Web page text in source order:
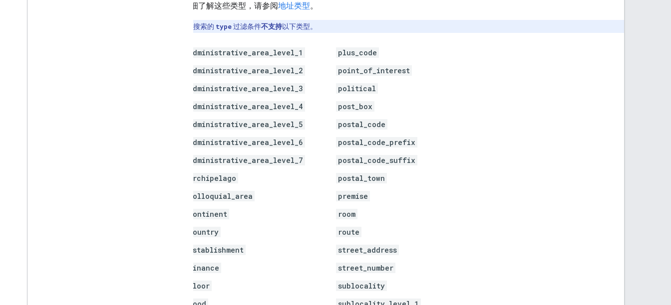
如需详细了解这些类型，请参阅地址类型。
：地点搜索的 type过滤条件不支持以下类型。
administrative_area_level_1
administrative_area_level_2
administrative_area_level_3
administrative_area_level_4
administrative_area_level_5
administrative_area_level_6
administrative_area_level_7
archipelago
colloquial_area
continent
country
establishment
finance
floor
plus_code
point_of_interest
political
post_box
postal_code
postal_code_prefix
postal_code_suffix
postal_town
premise
room
route
street_address
street_number
sublocality